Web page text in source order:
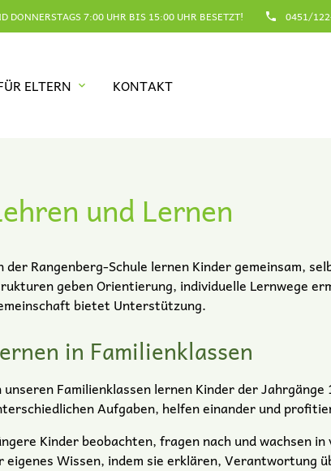
phone 0451/
DONNERSTAGS 7:00 UHR BIS 15:00 UHR BESETZT!
ELTERN KONTAKT
und Lernen
der Rangenberg-Schule lernen Kinder gemeinsam,
geben Orientierung, individuelle Lernwege
bietet Unterstützung.
in Familienklassen
Familienklassen lernen Kinder der Jahrgänge
Aufgaben, helfen einander und
Kinder beobachten, fragen nach und wachsen
eigenes Wissen, indem sie erklären, Verantwortung